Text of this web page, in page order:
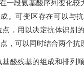
一段氨基酸序列变化较
。可变区存在可以与
，用以决定抗体识别
，可以同时结合两个抗
酸残基的组成和排列